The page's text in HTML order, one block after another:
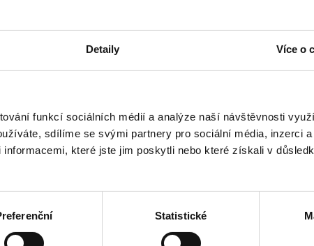
Detaily Více o
funkcí sociálních médií a analýze naší návštěvnosti
sdílíme se svými partnery pro sociální média, inzerci
které jste jim poskytli nebo které získali v
Statistické
jako dům s pečovatelskou službou pro seniory starší 65 let a
nahlédnout do komunitního centra Konírna, kterým Raudnitzův